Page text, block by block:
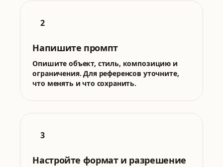
2
Напишите промпт
Опишите объект, стиль, композицию и
ограничения. Для референсов уточните,
что менять и что сохранить.
3
Настройте формат и разрешение